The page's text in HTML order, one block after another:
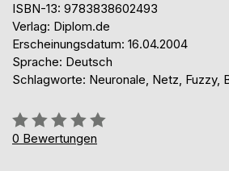
ISBN-13: 9783838602493
Verlag: Diplom.de
Erscheinungsdatum: 16.04.2004
Sprache: Deutsch
Schlagworte: Neuronale, Netz, Fuzzy,
Bewertung::
0%
0 Bewertungen